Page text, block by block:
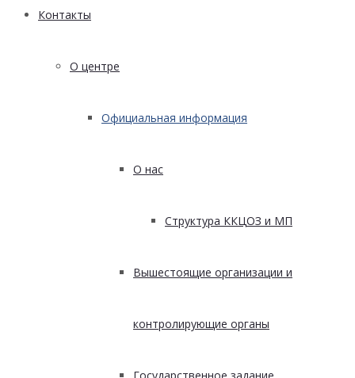
Контакты
О центре
Официальная информация
О нас
Структура ККЦОЗ и МП
Вышестоящие организации и
контролирующие органы